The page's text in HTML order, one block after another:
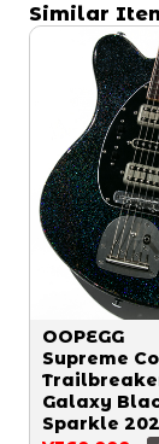
Similar
OOPEGG
Supreme
Galaxy
Sparkle